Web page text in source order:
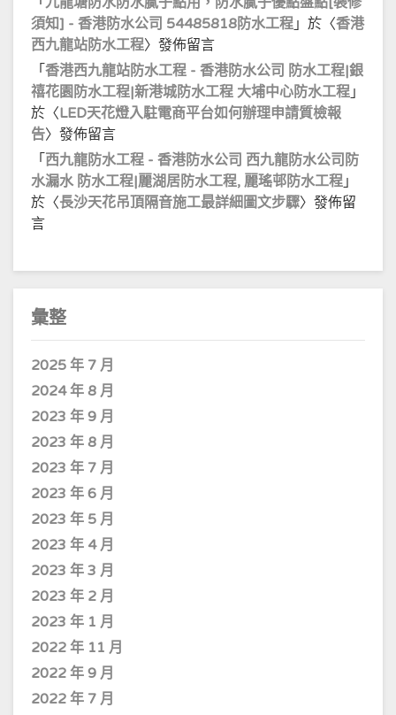
須知] - 香港防水公司 54485818防水工程 」於〈香港
西九龍站防水工程〉發佈留言
「 香港西九龍站防水工程 - 香港防水公司 防水工程|銀
禧花園防水工程|新港城防水工程 大埔中心防水工程 」
於〈LED天花燈入駐電商平台如何辦理申請質檢報
告〉發佈留言
「 西九龍防水工程 - 香港防水公司 西九龍防水公司防
水漏水 防水工程|麗湖居防水工程, 麗瑤邨防水工程 」
於〈長沙天花吊頂隔音施工最詳細圖文步驟〉發佈留
言
彙整
2025 年 7 月
2024 年 8 月
2023 年 9 月
2023 年 8 月
2023 年 7 月
2023 年 6 月
2023 年 5 月
2023 年 4 月
2023 年 3 月
2023 年 2 月
2023 年 1 月
2022 年 11 月
2022 年 9 月
2022 年 7 月